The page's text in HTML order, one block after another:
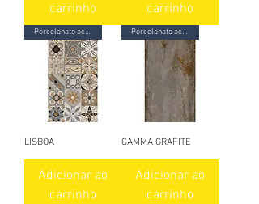
carrinho
carrinho
Porcelanato acetinado
LISBOA
Adicionar ao
carrinho
Porcelanato acetinado
GAMMA GRAFITE
Adicionar ao
carrinho